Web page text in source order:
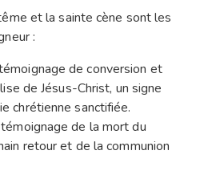
et la sainte cène sont les
:
de conversion et
de Jésus-Christ, un signe
chrétienne sanctifiée.
de la mort du
retour et de la communion